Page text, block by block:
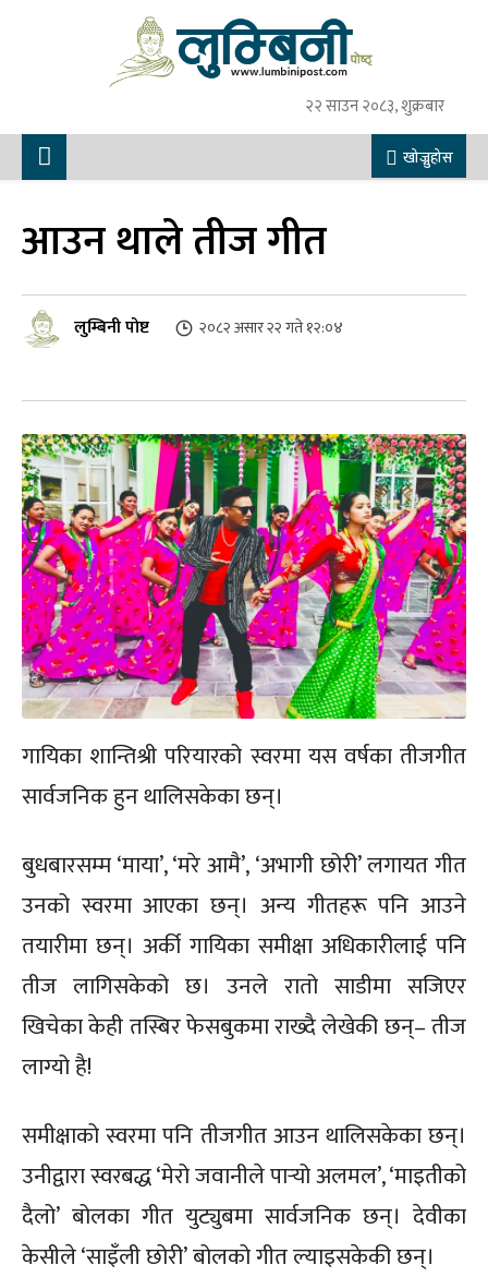
२२ साउन २०८३, शुक्रबार
खोज्नुहोस
आउन थाले तीज गीत
लुम्बिनी पोष्ट २०८२ असार २२ गते १२:०४
गायिका शान्तिश्री परियारको स्वरमा यस वर्षका तीजगीत
सार्वजनिक हुन थालिसकेका छन्।
बुधबारसम्म ‘माया’, ‘मरे आमै’, ‘अभागी छोरी’ लगायत गीत
उनको स्वरमा आएका छन्। अन्य गीतहरू पनि आउने
तयारीमा छन्। अर्की गायिका समीक्षा अधिकारीलाई पनि
तीज लागिसकेको छ। उनले रातो साडीमा सजिएर
खिचेका केही तस्बिर फेसबुकमा राख्दै लेखेकी छन्– तीज
लाग्यो है!
समीक्षाको स्वरमा पनि तीजगीत आउन थालिसकेका छन्।
उनीद्वारा स्वरबद्ध ‘मेरो जवानीले पार्‍यो अलमल’, ‘माइतीको
दैलो’ बोलका गीत युट्युबमा सार्वजनिक छन्। देवीका
केसीले ‘साइँली छोरी’ बोलको गीत ल्याइसकेकी छन्।